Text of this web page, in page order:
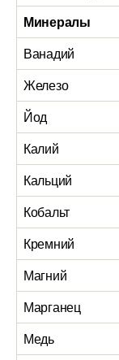
Минералы
Ванадий
Железо
Йод
Калий
Кальций
Кобальт
Кремний
Магний
Марганец
Медь